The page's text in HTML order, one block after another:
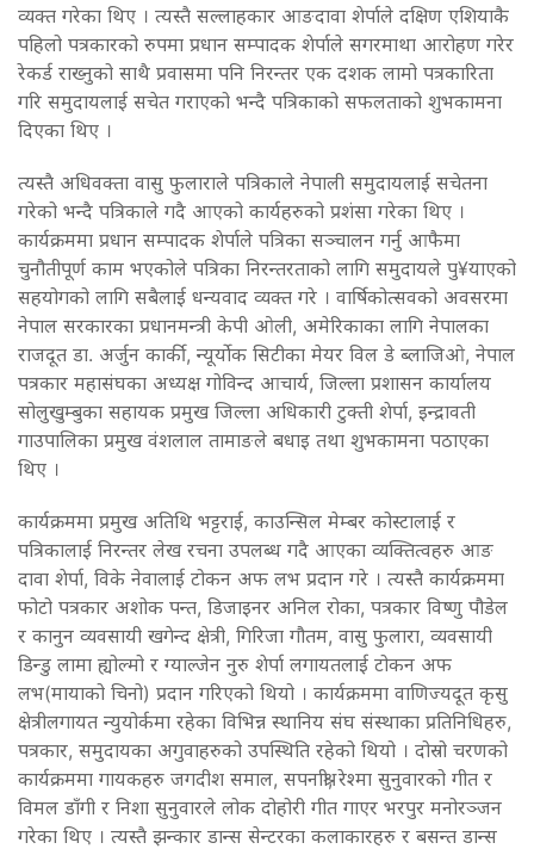
व्यक्त गरेका थिए । त्यस्तै सल्लाहकार आङदावा शेर्पाले दक्षिण एशियाकै
पहिलो पत्रकारको रुपमा प्रधान सम्पादक शेर्पाले सगरमाथा आरोहण गरेर
रेकर्ड राख्नुको साथै प्रवासमा पनि निरन्तर एक दशक लामो पत्रकारिता
गरि समुदायलाई सचेत गराएको भन्दै पत्रिकाको सफलताको शुभकामना
दिएका थिए ।
त्यस्तै अधिवक्ता वासु फुलाराले पत्रिकाले नेपाली समुदायलाई सचेतना
गरेको भन्दै पत्रिकाले गदै आएको कार्यहरुको प्रशंसा गरेका थिए ।
कार्यक्रममा प्रधान सम्पादक शेर्पाले पत्रिका सञ्चालन गर्नु आफैमा
चुनौतीपूर्ण काम भएकोले पत्रिका निरन्तरताको लागि समुदायले पु¥याएको
सहयोगको लागि सबैलाई धन्यवाद व्यक्त गरे । वार्षिकोत्सवको अवसरमा
नेपाल सरकारका प्रधानमन्त्री केपी ओली, अमेरिकाका लागि नेपालका
राजदूत डा. अर्जुन कार्की, न्यूर्योक सिटीका मेयर विल डे ब्लाजिओ, नेपाल
पत्रकार महासंघका अध्यक्ष गोविन्द आचार्य, जिल्ला प्रशासन कार्यालय
सोलुखुम्बुका सहायक प्रमुख जिल्ला अधिकारी टुक्ती शेर्पा, इन्द्रावती
गाउपालिका प्रमुख वंशलाल तामाङले बधाइ तथा शुभकामना पठाएका
थिए ।
कार्यक्रममा प्रमुख अतिथि भट्टराई, काउन्सिल मेम्बर कोस्टालाई र
पत्रिकालाई निरन्तर लेख रचना उपलब्ध गदै आएका व्यक्तित्वहरु आङ
दावा शेर्पा, विके नेवालाई टोकन अफ लभ प्रदान गरे । त्यस्तै कार्यक्रममा
फोटो पत्रकार अशोक पन्त, डिजाइनर अनिल रोका, पत्रकार विष्णु पौडेल
र कानुन व्यवसायी खगेन्द क्षेत्री, गिरिजा गौतम, वासु फुलारा, व्यवसायी
डिन्डु लामा ह्योल्मो र ग्याल्जेन नुरु शेर्पा लगायतलाई टोकन अफ
लभ(मायाको चिनो) प्रदान गरिएको थियो । कार्यक्रममा वाणिज्यदूत कृसु
क्षेत्रीलगायत न्युयोर्कमा रहेका विभिन्न स्थानिय संघ संस्थाका प्रतिनिधिहरु,
पत्रकार, समुदायका अगुवाहरुको उपस्थिति रहेको थियो । दोस्रो चरणको
कार्यक्रममा गायकहरु जगदीश समाल, सपनाश्री, रेश्मा सुनुवारको गीत र
विमल डाँगी र निशा सुनुवारले लोक दोहोरी गीत गाएर भरपुर मनोरञ्जन
गरेका थिए । त्यस्तै झन्कार डान्स सेन्टरका कलाकारहरु र बसन्त डान्स